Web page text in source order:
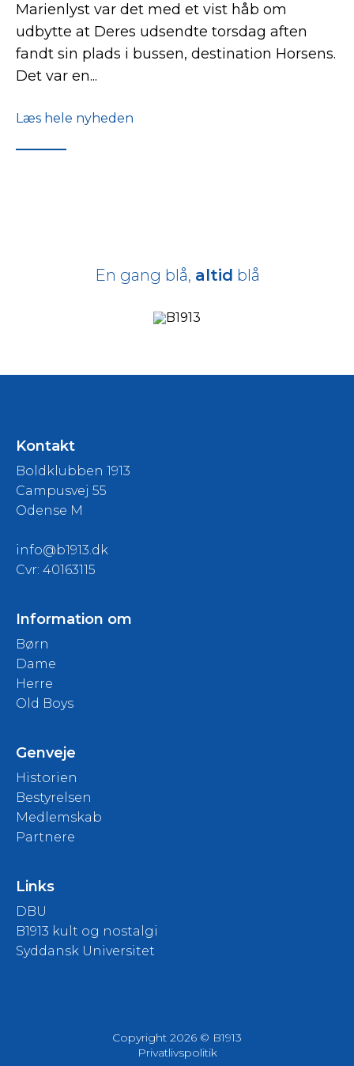
Marienlyst var det med et vist håb om
udbytte at Deres udsendte torsdag aften
fandt sin plads i bussen, destination Horsens.
Det var en...
Læs hele nyheden
En gang blå, altid blå
Kontakt
Boldklubben 1913
Campusvej 55
Odense M
info@b1913.dk
Cvr: 40163115
Information om
Børn
Dame
Herre
Old Boys
Genveje
Historien
Bestyrelsen
Medlemskab
Partnere
Links
DBU
B1913 kult og nostalgi
Syddansk Universitet
Copyright 2026 © B1913
Privatlivspolitik